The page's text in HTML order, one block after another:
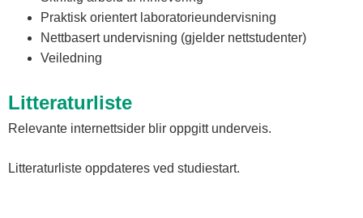
Praktisk orientert laboratorieundervisning
Nettbasert undervisning (gjelder nettstudenter)
Veiledning
Litteraturliste
Relevante internettsider blir oppgitt underveis.
Litteraturliste oppdateres ved studiestart.